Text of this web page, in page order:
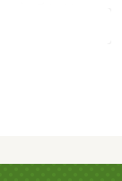
新手数料：１
落手数料：５
らお部屋さが
あなたにあっ